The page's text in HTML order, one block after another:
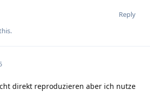
Reply
direkt reproduzieren aber ich nutze